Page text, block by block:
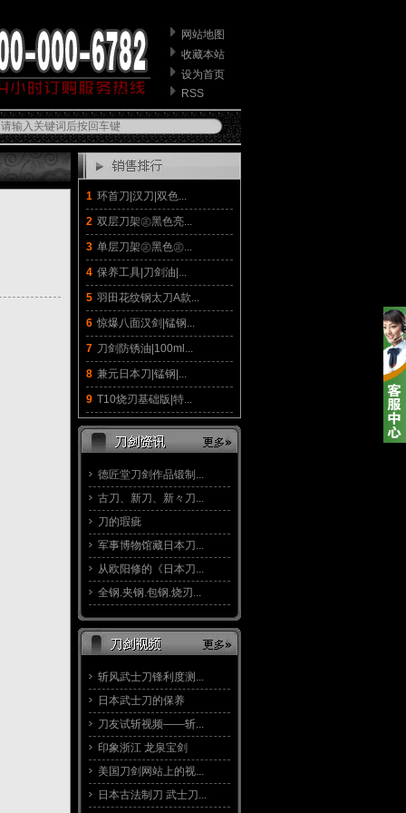
网站地图
收藏本站
设为首页
RSS
1 环首刀|汉刀|双色...
2 双层刀架㊣黑色亮...
3 单层刀架㊣黑色㊣...
4 保养工具|刀剑油|...
5 羽田花纹钢太刀A款...
6 惊爆八面汉剑|锰钢...
7 刀剑防锈油|100ml...
8 兼元日本刀|锰钢|...
9 T10烧刃基础版|特...
德匠堂刀剑作品锻制...
古刀、新刀、新々刀...
刀的瑕疵
军事博物馆藏日本刀...
从欧阳修的《日本刀...
全钢.夹钢.包钢.烧刃...
斩风武士刀锋利度测...
日本武士刀的保养
刀友试斩视频——斩...
印象浙江 龙泉宝剑
美国刀剑网站上的视...
日本古法制刀 武士刀...